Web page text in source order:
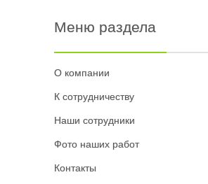
Меню раздела
О компании
К сотрудничеству
Наши сотрудники
Фото наших работ
Контакты